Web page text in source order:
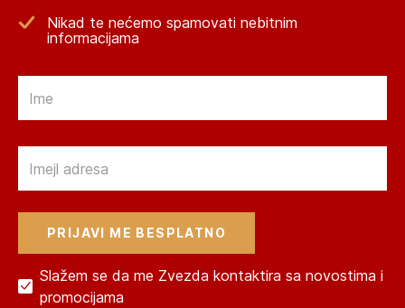
Nikad te nećemo spamovati nebitnim
informacijama
Slažem se da me Zvezda kontaktira sa novostima i
promocijama